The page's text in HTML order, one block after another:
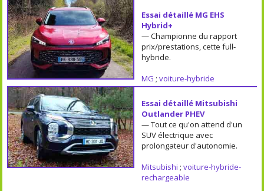
Essai détaillé MG EHS
Hybrid+
— Championne du rapport
prix/prestations, cette full-
hybride.
MG ; voiture-hybride
Essai détaillé Mitsubishi
Outlander PHEV
— Tout ce qu'on attend d'un
SUV électrique avec
prolongateur d'autonomie.
Mitsubishi ; voiture-hybride-
rechargeable